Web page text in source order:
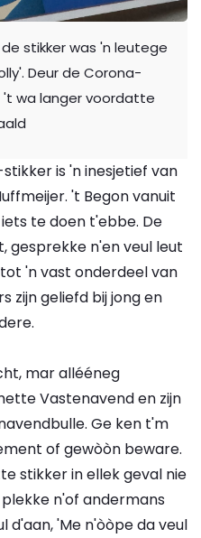
stikker was 'n leutege
Deur de Corona-
't wa langer voordatte
is 'n inesjetief van
't Begon vanuit
te doen t'ebbe. De
gesprekke n'en veul leut
'n vast onderdeel van
zijn geliefd bij jong en
mar allééneg
Vastenavend en zijn
Ge ken t'm
of gewòòn beware.
stikker in ellek geval nie
n'of andermans
d'aan, 'Me n'òòpe da veul